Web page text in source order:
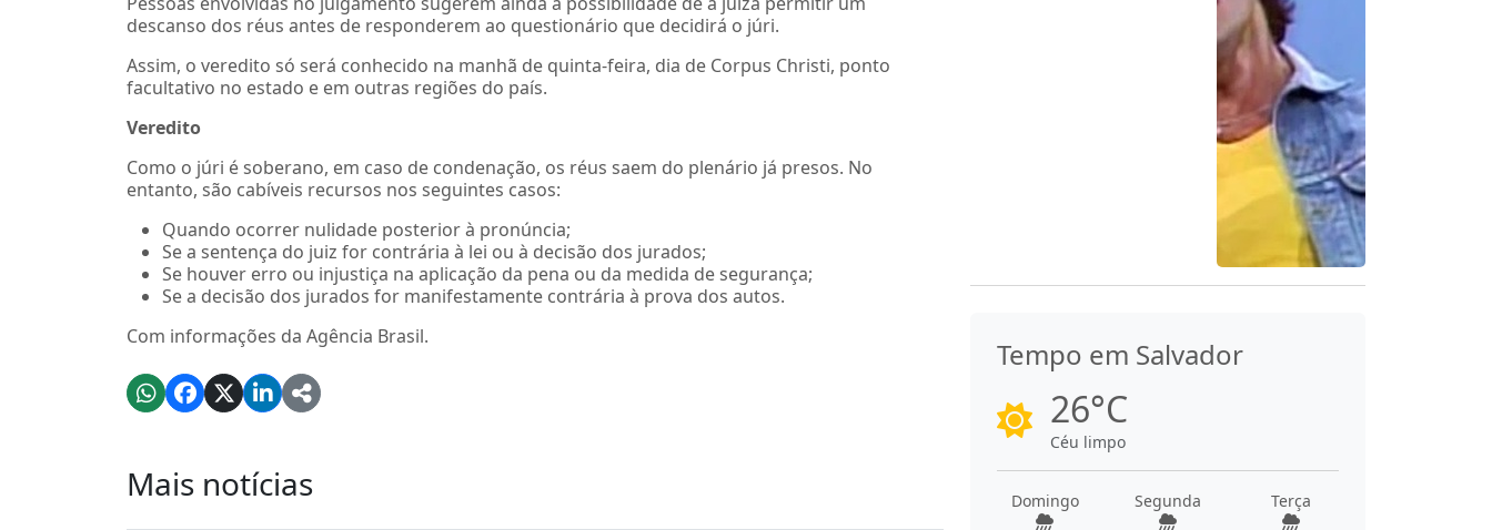
descanso dos réus antes de responderem ao questionário que decidirá o júri.
Assim, o veredito só será conhecido na manhã de quinta-feira, dia de Corpus Christi, ponto
facultativo no estado e em outras regiões do país.
Veredito
Como o júri é soberano, em caso de condenação, os réus saem do plenário já presos. No
entanto, são cabíveis recursos nos seguintes casos:
Quando ocorrer nulidade posterior à pronúncia;
Se a sentença do juiz for contrária à lei ou à decisão dos jurados;
Se houver erro ou injustiça na aplicação da pena ou da medida de segurança;
Se a decisão dos jurados for manifestamente contrária à prova dos autos.
Com informações da Agência Brasil.
Mais notícias
Tempo em Salvador
26°C
Céu limpo
Domingo Segunda Terça